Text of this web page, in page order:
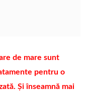
de mare sunt
pentru o
Și înseamnă mai